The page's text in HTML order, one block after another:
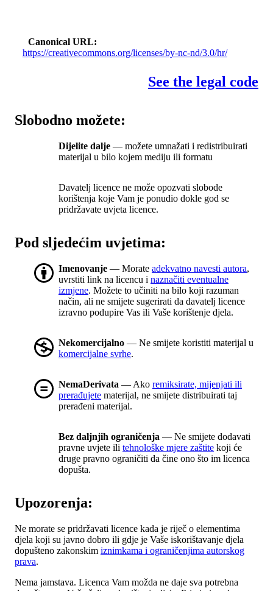
Canonical URL
https://creativecommons.org/licenses/by-nc-nd/3.0/hr/
See the legal code
Slobodno možete:
Dijelite dalje — možete umnažati i redistribuirati
materijal u bilo kojem mediju ili formatu
Davatelj licence ne može opozvati slobode
korištenja koje Vam je ponudio dokle god se
pridržavate uvjeta licence.
Pod sljedećim uvjetima:
Imenovanje — Morate adekvatno navesti autora,
uvrstiti link na licencu i naznačiti eventualne
izmjene. Možete to učiniti na bilo koji razuman
način, ali ne smijete sugerirati da davatelj licence
izravno podupire Vas ili Vaše korištenje djela.
Nekomercijalno — Ne smijete koristiti materijal u
komercijalne svrhe.
NemaDerivata — Ako remiksirate, mijenjati ili
prerađujete materijal, ne smijete distribuirati taj
prerađeni materijal.
Bez daljnjih ograničenja — Ne smijete dodavati
pravne uvjete ili tehnološke mjere zaštite koji će
druge pravno ograničiti da čine ono što im licenca
dopušta.
Upozorenja:
Ne morate se pridržavati licence kada je riječ o elementima
djela koji su javno dobro ili gdje je Vaše iskorištavanje djela
dopušteno zakonskim iznimkama i ograničenjima autorskog
prava.
Nema jamstava. Licenca Vam možda ne daje sva potrebna